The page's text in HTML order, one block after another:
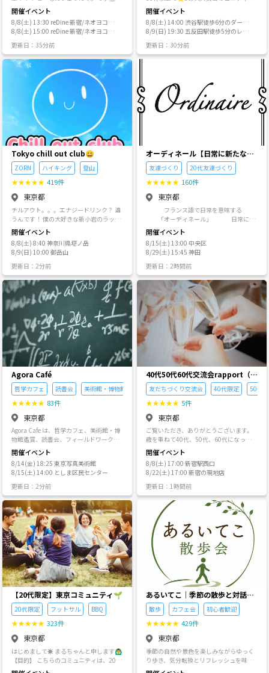
したが、 同じゲームをプレイするうち
に、自然と会話が生まれ、 そこから飲み
に行ったり、別のイベントに誘われたり
と、 気づけばたくさんの友達ができてい
でも距離が一気に縮まる。 これは強く実
感したことです。 この体験が、今の活動
りぼっちだ」と感じている人は意外と多
い。 私自身がそうだったからこそ、 “一
人で来ても絶対に浮かない場所” “初参加
３つの価値観】 ① 一人参加でも安心 主催
が「元・ぼっち参加者」なので、 初参加
の不安は誰より理解しています。 だから
こそ、誰も取り残さない運営を大切にし
ています。 ② 遊びを通じた自然なつなが
り ボードゲーム、ポーカー、謎解き、食
事会、飲み会など、 “共通体験”を通して
人との距離が縮まる場を作っています。
③ 東京にもう一つの居場所を 家、職場や
学校以外に、「ここに来れば誰かに会え
る」「話せる」 そんな第3の居場所を提
供します。 ⸻ 💬【最後に】 このサー
クルは、 ただ遊んで終わりの集まりでは
ありません。 「誰かとつながることが、
こんなに楽しいんだ」 そう再発見できる
場所です。 東京に来て孤独だった自分
が、 "遊び" をきっかけに人生が変わった
ように。 次はあなたの番です。 一緒に、
ちょっと楽しい毎日をつくりましょう。
フェ会や交流会っていろんな出会いがあ
ってめちゃくちゃ楽しい！ 普段出会わな
い職業の方や面白い話が聞けたり、趣味
友ができたりめちゃくちゃ刺激的✨ でも
営業目的や、宗教の勧誘が多い会もあっ
て嫌になることもありました😭 じゃ自分
が主催になればそういうのを排除できる
し、本当に楽しく素敵な会ができる！ と
2017年に立ち上げました！ 変なやつはや
っつけるのでもし何かあったら主催にご
相談ください！ たくさんの出会い楽しみ
ましょう☺️ ✨定期イベント✨ 【新宿】
毎日 10:30〜、13:30〜、15:00〜、16:
30〜 カフェ会☕️ ✨イベント一覧✨ 日
本酒の会🍶 フットサルの会⚽️ キャンプの
会🏕️ 読書の会📘 海好きの会🏝️ 楽しいイ
ベントが盛りだくさん！ お気軽にご参加
ください☺️ 埼玉でもイベントやってま
す！ カフェりんぐ。埼玉 https://tunaga
te.com/circle/91641/member_invitatio
ns/6b5l15Jm 現在大宮をメインに開催
中！ 埼玉の方はぜひこちらもよろしくお
願いいたします☺️ イベント主催してみた
い方も募集してます！ 興味ある方は参加
した際に主催に声かけてみてね☺️
開催イベント
8/8(土) 13:30 reDine 新宿/ネオヨコチ
ョウ
8/8(土) 15:00 reDine 新宿/ネオヨコチ
更新日：35分前
す！ 【こんな方へオススメ】 「土日に何
となくこの時間の使い方で良いのか
な、、？」 「人生もっとたくさんの人と
充実させたい！」 「職場と家以外のサー
ドプレイスがほしい。」 職場やこれまで
の繋がり以外で、濃い繋がりを求めてい
会い、成長できる場をつくっています。
単なる出会いではなく、一生ものの濃い
繋がりを目指しています！ 【コミュニテ
ィの特徴】 ただ一時の出会いではなく、
か参加してみると、コミュニティメンバ
ーと濃い絆を結べます！ 【企画内容につ
いて】 カフェ会、大規模交流会、ダー
ツ、フットサルなど、、 主体的な方が多
いため、皆さんから要望のあった企画を
たくさんやってます！ Q：どんな方が多
いですか A：23〜27歳、好奇心旺盛で何
事も楽しめる、向上心のある仲間想いの
方が多いです Q：初めて参加のときでも
入りやすいですか A：リピーターも多い
ですが、初参加の方も毎回多数いらっし
ゃいます。まったく内輪感のない、みん
をやりますか A：カフェ会、交流会メイ
ンで、メンバーの発案でフットサルやボ
ドゲなど多種多様なイベントをやります
Q：イベントはどんな雰囲気ですか A：誰
が初めましてなのかわからないくらい、
とにかく皆さん話やすく、すぐに仲良く
なります。人柄の良さに磨きをかけてい
る方ばかりで、変な勧誘をする人もいな
いです笑 もしいれば共有いただいて、参
加禁止としています 【運営者紹介（一
り、ランニング🥣 一言:Unityのみんなと
一緒に、全員が楽しめる場をつくります
😆 みんなで楽しみましょ〜！！ やぶっき
ー 出身:福島 趣味:カフェ巡り、グルメ開
拓、フットサル、アニメ 一言:美味しいも
の巡るのが大好きで年間300店舗以上開
拓しています！ お互い成長できる関係値
が理想です✨ にょっき（楠） 出身:群馬
仕事:プログラマー 趣味:生け花🥀、音楽
性格:ノリ重視 【イベント参加者の声】 U
さん：めっちゃ楽しかった。すごく馴染
みやすくてこんなにいい雰囲気のサーク
ルあったんですね！ Iさん：初めて参加し
ましたが、すぐに仲良くなれました。絶
対また来ます！
開催イベント
8/8(土) 14:00 渋谷駅徒歩6分のダーツ
バー
8/9(日) 19:30 五反田駅徒歩5分のレン
タルスペース 東京都品川区西五反田1-
26-10東京モリスビル第７ ５階
更新日：30分前
Tokyo chill out club😀
ZORN ハイキング 登山
★★★★★ 419件
東京都
チルアウト。。。エナジードリンク？ 違
うんです！ 僕の大好きな新小岩のラッパ
ーZORNのChillOutという曲のMVでのリ
ラックスした休日と言う世界観に憧れて
名前を付けてみました。 ※チルアウトと
は・・・くつろぐ、落ちつく、のんびり
すると言う意味です 2025年3月にサーク
当初は皇居ランのイベントを行なってい
ましたが、徐々にハイキング・登山がメ
インになっていきました。 女性の参加も
イベントによっては多く、女性の参加者
の方が多い会もあります。 また運動不足
の解消やダイエット目的の方も一定数い
らっしゃいますので、そういったきっか
けにもなるかなと思います 何かに特化す
る事は考えていないので色々なイベント
をやっていきたいです！ 万人に支持され
る事を目指していませんので気に入らな
い方はスルーしていただいて結構です。
また、会社みたいな運営はしたくないの
で、極力ラフな感じでやっていきたいで
す！ お客様感覚では無く一緒に楽しい時
間を共有していただける方にご参加頂き
たいです。 毎週よくイベントをやれます
ね！とよく言われますが、 皆さんの楽し
そうな表情を見れたら何より嬉しいの
と、何かを始めたい、新しい発見や経験
をしたいという方を応援したいからです!
そのお手伝いが出来る事、きっかけ作り
人なので至らぬ点も多々あるかと思いま
すが、 何卒よろしくお願いします🙇‍♂️ 皆さ
まとお会い出来る日を楽しみにしていま
す −−−−−−−−−−−−−−−−−−−−−−−−−−−−−
−−−−− ※異性との出会い目的ではイベン
トを行っていませんので、最初から出会
い目的の方は参加NGです サークルに相
応しくないと思われる方には対処させて
いただく事もございます。 ※キャンセル
は致し方無いですがあまりに目立つ方は
今後の参加をお断りさせていただく可能
性もございます。 ※イベントの行程はあ
くまでも予定ですし、時間も目安です。
一部内容が変更になる、時間が早くもし
くは遅く終わる可能性は十分ありえます
のでご了承下さい。 −−−−−−−−−−−−−−−
−−−−−−−−−−−−−−−−−− ↓お願い ・ハイ
キングや登山に行くイベントが多いで
す。屋外での運動なので不測の事態は誰
にでもあり得ます。 ご不安な方は保険等
の加入をご検討下さい。 ・ハイキングや
開催イベント
8/8(土) 8:40 神奈川県塔ノ岳
8/9(日) 10:00 御岳山
更新日：2分前
オーディネール【日常に新たな彩
りを/20代後半〜30代中心(40代
少々)の集い】
友達づくり 20代友達づくり
★★★★★ 160件
東京都
フランス語で日常を意味する
「オーディネール」 日常に新
たな彩りを加え、 より素敵な時間
を過ごせる、 そんなサークルにし
ていきます 日常の中にある小さな
特別な瞬間、 そういった日常を探
していきましょう
開催イベント
8/15(土) 13:00 中央区
8/29(土) 15:45 神田
更新日：2時間前
Agora Café
哲学カフェ 読書会 美術館・博物館鑑賞
★★★★★ 83件
東京都
Agora Cafe は、哲学カフェ、美術館・博
物館鑑賞、読書会、フィールドワークな
どを通じて学びを深める学術探究サーク
ルです。「対話」「探究」「教育」を活
動の柱とし、哲学・歴史・芸術・宗教・
科学など幅広いテーマを扱います。 【Ag
ora Caféの目的と方針】 ・目的 当サーク
ルは、自然科学的態度を一つの土台とし
ながら、人間・社会・価値・意味につい
て対話し、思索する場です。 一方で、美
しさ、感情、愛、人生の意味といった、
科学のみでは還元しきれない問いも、人
間にとって重要な探究対象として扱いま
す。 本サークルは、異なる視点を持つ他
者との対話や学習を通じて、自らの前提
や思考及び知識を更新していくことを目
的とします。 ・方針 ① 他者に強要しない
限り、思想信条は尊重されます この場で
は、宗教・政治・倫理観・人生観を含
め、各人の思想信条そのものを否定しま
せん。 ただし、自らの価値観を絶対視
し、他者へ強制・誘導・支配しようとす
る行為は認めません。 「自分とは異なる
考えを持つ人が存在する」という前提の
もとで、対話を行います。 ②「事実」と
して語ることには条件がある この場で
は、自由に考えることを歓迎します。 美
開催イベント
8/14(金) 18:25 東京写真美術館
8/15(土) 14:00 としま区民センター
更新日：2分前
40代50代60代交流会rapport（ラ
ポール）[新宿]
友だちづくり交流会 40代限定 50代
★★★★★ 5件
東京都
ご覧いただき、ありがとうございます。
歳を重ねて40代、50代、60代になってく
ると、仕事以外の友人・知人がとても少
なくなっているとか、 そんな方も多いの
ではないでしょうか。 と思って、仲間を
募集しているサイトを探しても、若い世
代中心のイベントばかりで、自分なんか
歓迎されないかも・・・ もう自分の行く
ところってないんじゃないのかな
あ。。。 私も首都圏に住む50代のサラリ
ーマンです。 同世代のみなさん、美味し
いものでも食べながら、私たちの世代で
これからつながっていける 友人・知人を
見つけませんか？ 週末に「40代、50代、
60代限定の友だちづくり交流会」を新宿
で定期的に開催し、 私たち世代の出会い
の場をつくっていますので、ぜひ一度遊
びにいらしてください！ 親睦が深まるよ
う、大人数にならないようにします。 ◆
内容 40代、50代、60代友だちづくり交
流会 美味しいもの飲んだり食べたりしな
がら、親睦を深めましょう！ 顔と顔を合
わせた、本当のコミュニケーションにこ
だわっている交流会です。 ◆場所 新宿の
一般的な居酒屋 お酒が飲めなくてもかま
いません。 ソフトドリンクで参加してい
る方も少なくありません。 ◆開催曜日・
開催イベント
8/8(土) 17:00 新宿駅西口
8/22(土) 17:00 新宿の現地店
更新日：1時間前
【20代限定】東京コミュニティ🌱
20代限定 フットサル BBQ
★★★★★ 323件
東京都
はじめまして☀️ まるちゃんと申します🙆‍♂️
【目的】 こちらのコミュニティは、20代
限定で、友達が欲しい方、新しい出会い
​​あるいてこ｜季節の散歩と対話を
楽しむ会
散歩 カフェ会 初心者歓迎
★★★★★ 429件
東京都
季節の自然や景色を楽しみながらゆっく
り歩き、気分転換とリフレッシュを味わ
う“大人のおでかけコミュニティ”です。